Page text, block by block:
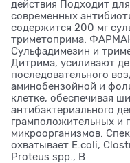
действия Подходит
современных
содержится 200 мг
триметоприма.
Сульфадимезин и
Дитрима, усиливают
последовательного
аминобензойной и
клетке, обеспечивая
антибактериального
грамположительных и
микроорганизмов.
охватывает E.coli,
Proteus spp., B